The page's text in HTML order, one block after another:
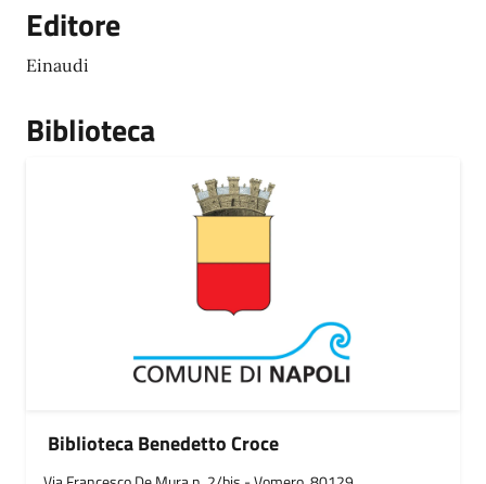
Editore
Einaudi
Biblioteca
Biblioteca Benedetto Croce